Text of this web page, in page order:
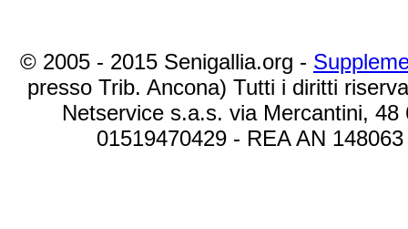
© 2005 - 2015 Senigallia.org -
presso Trib. Ancona) Tutti i diritti
Netservice s.a.s. via Mercantini,
01519470429 - REA AN